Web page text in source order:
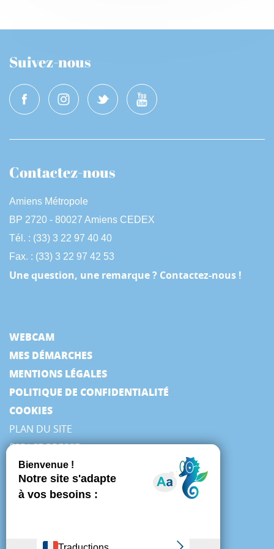
Suivez-nous
Contactez-nous
Amiens Métropole
BP 2720 - 80027 Amiens CEDEX
Tél. : (33) 3 22 97 40 40
Fax. : (33) 3 22 97 42 53
Une question, une remarque ? Contactez-nous !
WEBCAM
MES DÉMARCHES
MENTIONS LÉGALES
POLITIQUE DE CONFIDENTIALITÉ
COOKIES
PLAN DU SITE
ESPACE PRESSE